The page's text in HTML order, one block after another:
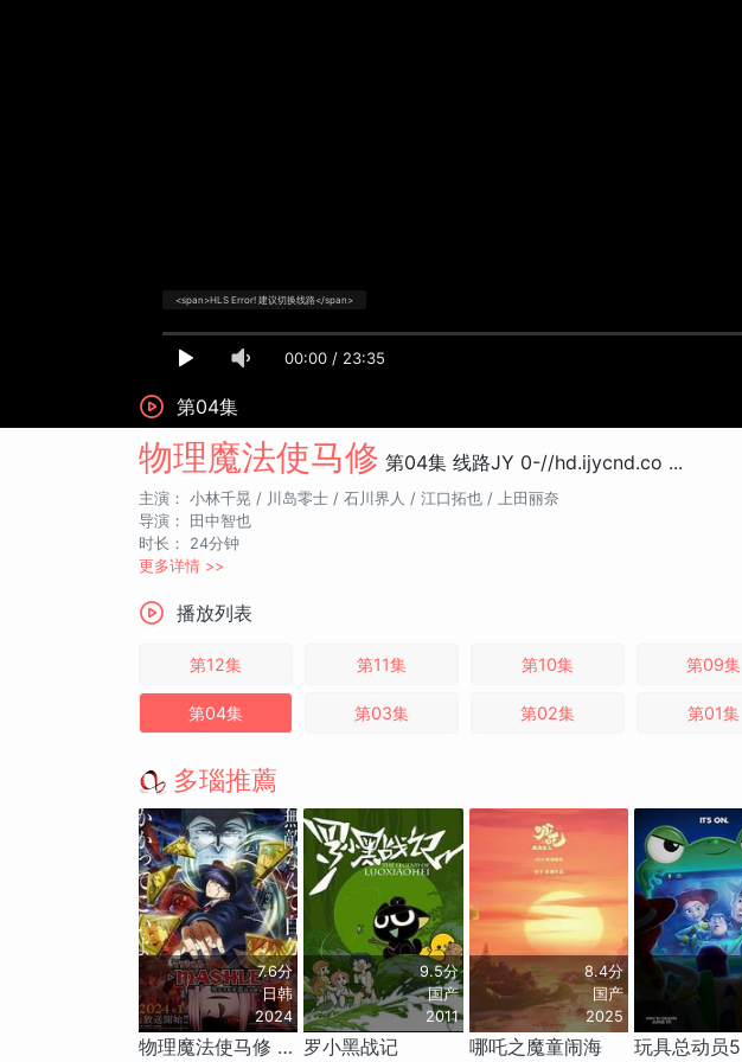
00:00 / 23:35
<span>HLS Error! 建议切换线路</span>
第04集
物理魔法使马修 第04集 线路JY 0-//hd.ijycnd.co ...
主演： 小林千晃 / 川岛零士 / 石川界人 / 江口拓也 / 上田丽奈
导演：
田中智也
时长：
24分钟
更多详情 >>
播放列表
第12集 第11集 第10集 第09集
第04集 第03集 第02集 第01集
多瑙推薦
7.6分
日韩
2024
物理魔法使马修 第二季
9.5分
国产
2011
罗小黑战记
8.4分
国产
2025
哪吒之魔童闹海 玩具总动员5